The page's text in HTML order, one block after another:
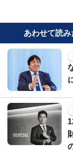
あわせて読み